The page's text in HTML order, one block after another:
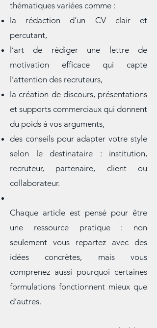
et commerciale. Ils abordent des
la rédaction d’un CV clair et
l’art de rédiger une lettre de
motivation efficace qui capte
l’attention des recruteurs,
la création de discours, présentations
et supports commerciaux qui donnent
du poids à vos arguments,
des conseils pour adapter votre style
selon le destinataire : institution,
Chaque article est pensé pour être
une ressource pratique : non
seulement vous repartez avec des
idées concrètes, mais vous
comprenez aussi pourquoi certaines